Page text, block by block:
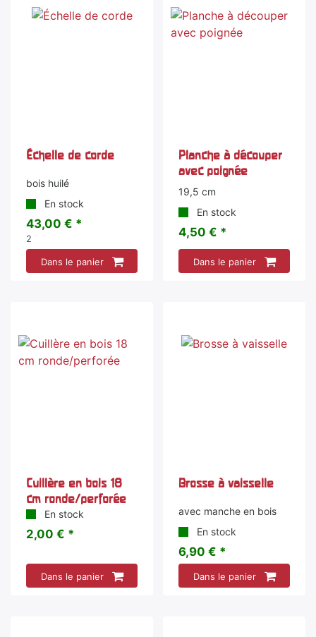
Échelle de corde
bois huilé
En stock
43,00 € *
2
Dans le panier
Planche à découper
avec poignée
19,5 cm
En stock
4,50 € *
Dans le panier
Cuillère en bois 18
cm ronde/perforée
En stock
2,00 € *
Dans le panier
Brosse à vaisselle
avec manche en bois
En stock
6,90 € *
Dans le panier